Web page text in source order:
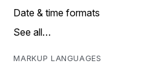
Date & time formats
See all…
MARKUP LANGUAGES